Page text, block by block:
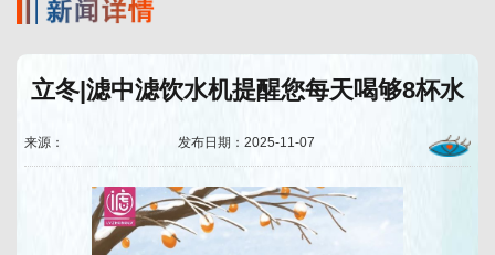
立冬|滤中滤饮水机提醒您每天喝够8杯水
来源： 发布日期：2025-11-07